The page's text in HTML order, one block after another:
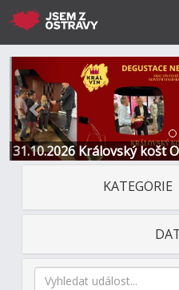
31.10.2026 Královský košt
Restaurace a Hotel
Předchozí
KATEGORIE